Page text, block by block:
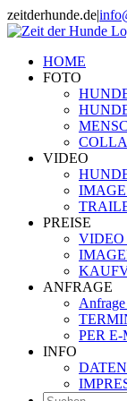
Zum
Inhalt
zeitderhunde.de|
HOME
FOTO
VIDEO
PREISE
VIDEO
ANFRAGE
PER
INFO